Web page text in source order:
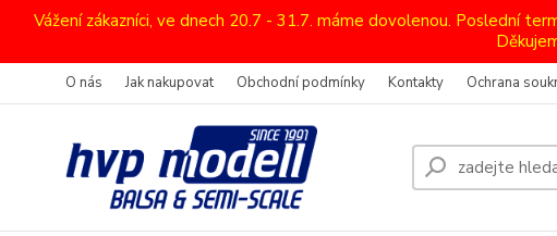
Vážení zákazníci, ve dnech 20.7 - 31.7. máme dovolenou. Poslední
O nás Jak nakupovat Obchodní podmínky Kontakty Ochrana